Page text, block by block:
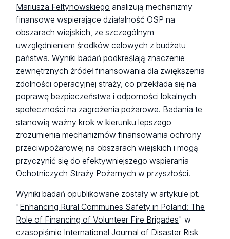
Mariusza Feltynowskiego analizują mechanizmy
finansowe wspierające działalność OSP na
obszarach wiejskich, ze szczególnym
uwzględnieniem środków celowych z budżetu
państwa. Wyniki badań podkreślają znaczenie
zewnętrznych źródeł finansowania dla zwiększenia
zdolności operacyjnej straży, co przekłada się na
poprawę bezpieczeństwa i odporności lokalnych
społeczności na zagrożenia pożarowe. Badania te
stanowią ważny krok w kierunku lepszego
zrozumienia mechanizmów finansowania ochrony
przeciwpożarowej na obszarach wiejskich i mogą
przyczynić się do efektywniejszego wspierania
Ochotniczych Straży Pożarnych w przyszłości.
Wyniki badań opublikowane zostały w artykule pt.
"Enhancing Rural Communes Safety in Poland: The
Role of Financing of Volunteer Fire Brigades" w
czasopiśmie International Journal of Disaster Risk